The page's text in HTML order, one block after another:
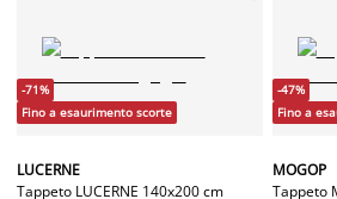
-71%
Fino a esaurimento scorte
LUCERNE
Tappeto LUCERNE 140x200 cm
-47%
Fino a
MOGOP
Tappeto